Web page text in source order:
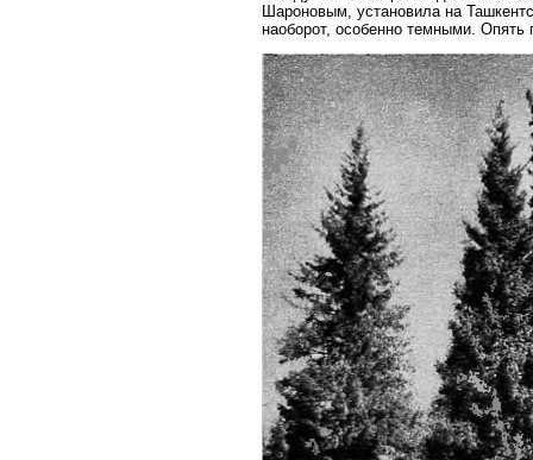
Шароновым, установила на
наоборот, особенно темными. Опять